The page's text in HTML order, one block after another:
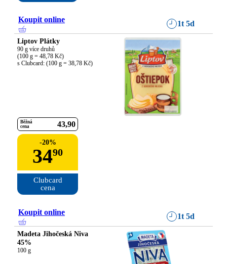
Koupit online 1t 5d
Liptov Plátky
90 g více druhů
(100 g = 48,78 Kč)
s Clubcard: (100 g = 38,78 Kč)
Běžná
cena
43 90
-20%
3490
Clubcard
cena
Koupit online 1t 5d
Madeta Jihočeská Niva
45%
100 g